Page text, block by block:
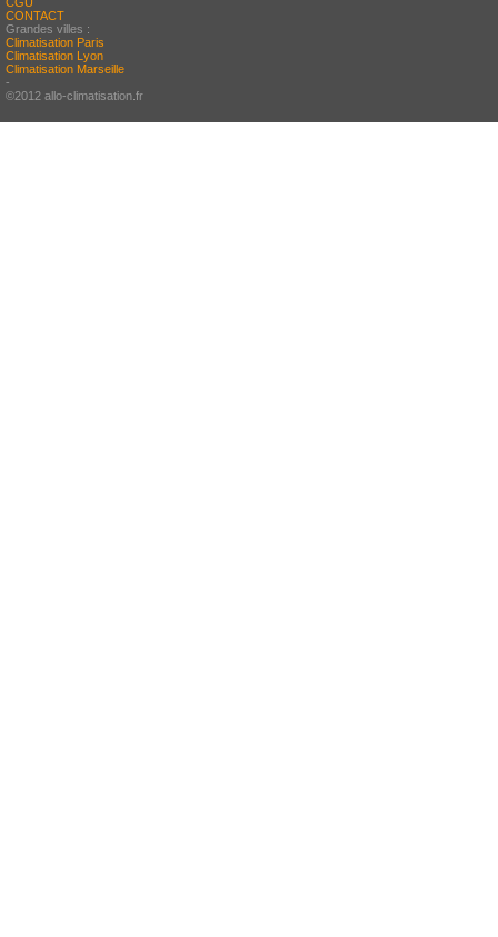
CONTACT
Grandes villes :
Climatisation Paris
Climatisation Lyon
Climatisation Marseille
-
©2012 allo-climatisation.fr